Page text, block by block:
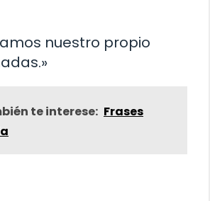
nuestro propio
te interese: Frases